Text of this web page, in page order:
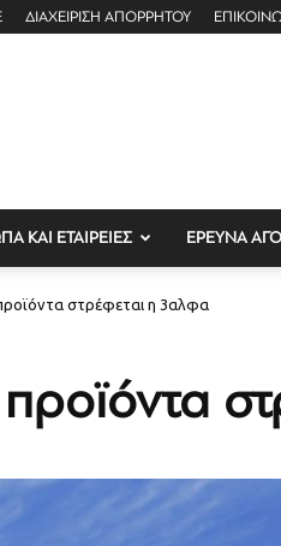
ΔΙΑΧΕΙΡΙΣΗ ΑΠΟΡΡΗΤΟΥ
ΚΑΙ ΕΤΑΙΡΕΙΕΣ ΕΡΕΥΝΑ
προϊόντα στρέφεται η 3αλφα
προϊόντα